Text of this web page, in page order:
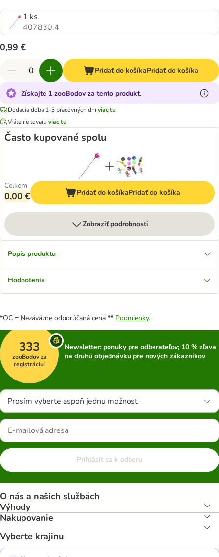
1 ks
407830.4
0,99 €
Pridať do košíkaPridať do košíka
Získajte 1 zooBodov za tento produkt.
Dodacia doba 1-3 pracovných dníviac tu
Vrátenie tovaru viac tu
Často kupované spolu
Celkom
0,00 € Pridať do košíkaPridať do košíka
Zobraziť podrobnosti
Popis produktu
Hodnotenia
*OC = Nezáväzne odporúčaná cena ** Podmienky.
333
zooBodov za
registráciu!
Newsletter: ponuky pre odberateľov; 10 % zľava
na druhú objednávku pre nových zákazníkov
Prosím vyberte aspoň jednu možnosť
Prihlásiť sa k odberu
O nás a našich službách
Výhody
Nakupovanie
Vyberte krajinu